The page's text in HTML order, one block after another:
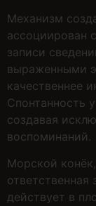
Механизм
ассоциирован
записи
выраженными
качественнее
Спонтанность
создавая
воспоминаний.
Морской
ответственная
действует в